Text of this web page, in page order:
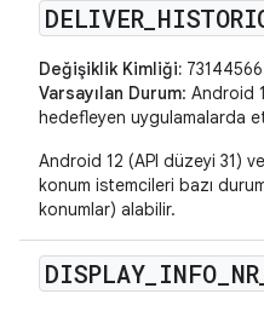
DELIVER_
Değişiklik Kimliği: 73144566
Varsayılan Durum: Android
hedefleyen uygulamalarda
Android 12 (API düzeyi 31)
konum istemcileri bazı
konumlar) alabilir.
DISPLAY_ INFO NR_